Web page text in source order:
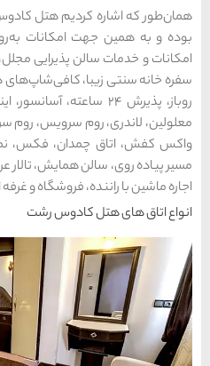
لوکس‌ترین هتل‌ های گیلان
مدرنی دارد. نمونه این
استخر روباز، زمین تنیس،
سنتی و فرنگی، پارکینگ
رایگان، کافی نت، خدمات برای
معلولین، لاندری، روم سرویس، روم سرویس ۲۴ ساعته، خدمات اتو، دستگاه
اجتماعات، فضای سبز،
فست فودی، اتاق عقد، صرافی،